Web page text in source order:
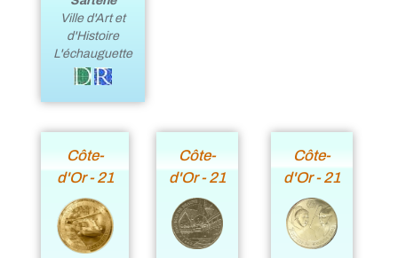
Ville d'Art et
d'Histoire
L'échauguette
Côte-
d'Or - 21
Côte-
d'Or - 21
Côte-
d'Or - 21